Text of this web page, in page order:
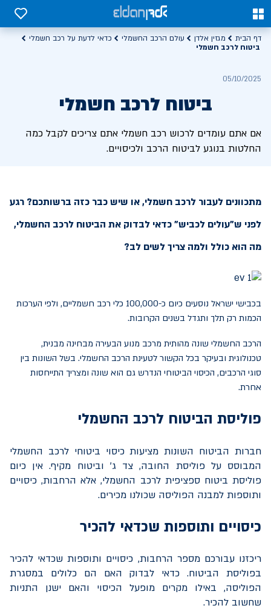
0
0
דף הבית מגזין אלדן עולם הרכב החשמלי
כדאי לדעת על רכב חשמלי
ביטוח לרכב חשמלי
05/10/2025
ביטוח לרכב חשמלי
אם אתם עומדים לרכוש רכב חשמלי אתם צריכים לקבל כמה
החלטות בנוגע לביטוח הרכב ולכיסויים.
מתכוונים לעבור לרכב חשמלי, או שיש כבר כזה ברשותכם? רגע
לפני ש"עולים לכביש" כדאי לבדוק את הביטוח לרכב החשמלי,
מה הוא כולל ולמה צריך לשים לב?
בכבישי ישראל נוסעים כיום כ-100,000 כלי רכב חשמליים, ולפי הערכות
הכמות רק תלך ותגדל בשנים הקרובות.
הרכב החשמלי שונה מהותית מרכב מנוע הבעירה מבחינה מבנית,
טכנולוגית ובעיקר בכל הקשור לטעינת הרכב החשמלי. בשל השונות בין
סוגי הרכבים, הכיסוי הביטוחי הנדרש גם הוא שונה ומצריך התייחסות
אחרת.
פוליסת הביטוח לרכב החשמלי
חברות הביטוח השונות מציעות כיסוי ביטוחי לרכב החשמלי
המבוסס על פוליסת החובה, צד ג' וביטוח מקיף. אין כיום
פוליסת ביטוח ספציפית לרכב החשמלי, אלא הרחבות, כיסויים
ותוספות למבנה הפוליסה שכולנו מכירים.
כיסויים ותוספות שכדאי להכיר
ריכזנו עבורכם מספר הרחבות, כיסויים ותוספות שכדאי להכיר
בפוליסת הביטוח. כדאי לבדוק האם הם כלולים במסגרת
הפוליסה, באילו מקרים מופעל הכיסוי והאם ישנן התניות
שחשוב להכיר.